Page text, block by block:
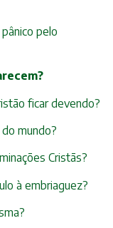
pelo
ficar devendo?
mundo?
Cristãs?
à embriaguez?